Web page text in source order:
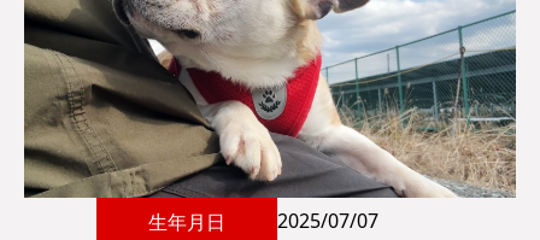
生年月日 2025/07/07